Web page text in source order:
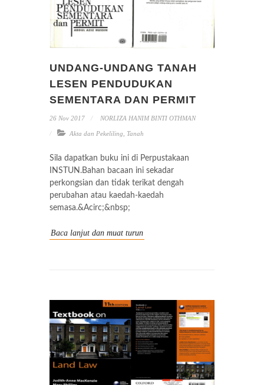
UNDANG-UNDANG TANAH
LESEN PENDUDUKAN
SEMENTARA DAN PERMIT
26 Nov 2017 NORLIZA HANIM BINTI OTHMAN
Akta dan Pekeliling Tanah
Sila dapatkan buku ini di Perpustakaan
INSTUN.Bahan bacaan ini sekadar
perkongsian dan tidak terikat dengah
perubahan atau kaedah-kaedah
semasa.&Acirc;&nbsp;
Baca lanjut dan muat turun